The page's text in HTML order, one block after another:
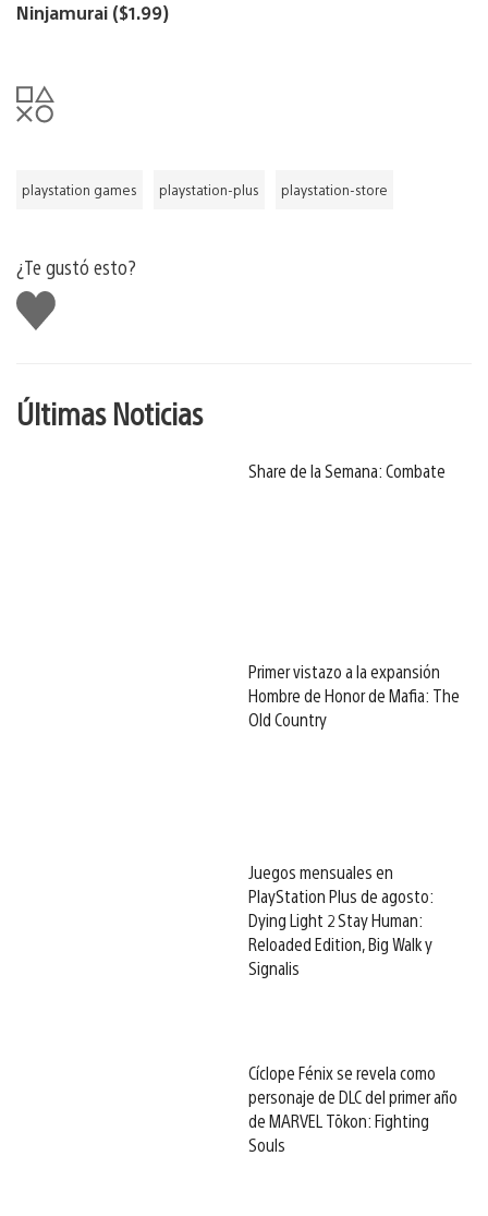
Ninjamurai ($1.99)
playstation games playstation-plus playstation-store
¿Te gustó esto?
Me
gusta
Últimas Noticias
Share de la Semana: Combate
Primer vistazo a la expansión
Hombre de Honor de Mafia: The
Old Country
Juegos mensuales en
PlayStation Plus de agosto:
Dying Light 2 Stay Human:
Reloaded Edition, Big Walk y
Signalis
Cíclope Fénix se revela como
personaje de DLC del primer año
de MARVEL Tōkon: Fighting
Souls